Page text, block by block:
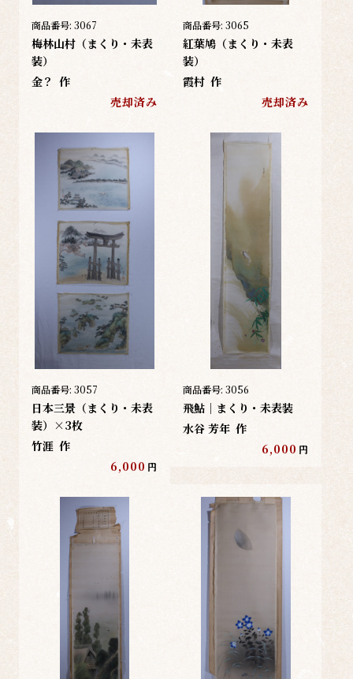
商品番号: 3067
梅林山村（まくり・未表
装）
金？ 作
売却済み
商品番号: 3065
紅葉鳩（まくり・未表
装）
霞村 作
売却済み
商品番号: 3057
日本三景（まくり・未表
装）×3枚
竹涯 作
6,000 円
商品番号: 3056
飛鮎｜まくり・未表装
水谷 芳年 作
6,000 円